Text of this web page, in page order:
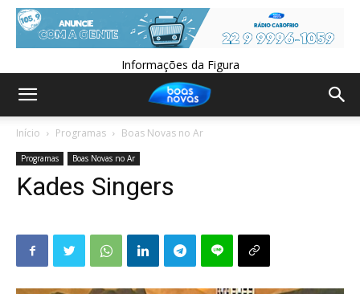
Informações da Figura
Início Programas Boas Novas no Ar
Programas Boas Novas no Ar
Kades Singers